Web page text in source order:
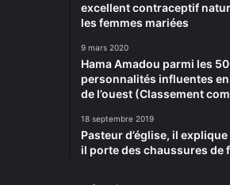
excellent contraceptif
les femmes mariées
9 mars 2020
Hama Amadou parmi les 50
personnalités influentes
de l’ouest (Classement
18 septembre 2019
Pasteur d’église, il
il porte des chaussures de